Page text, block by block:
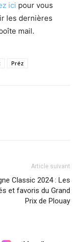
ici pour vous
les dernières
mail.
Préz
Article suivant
Classic 2024 : Les
et favoris du Grand
Prix de Plouay